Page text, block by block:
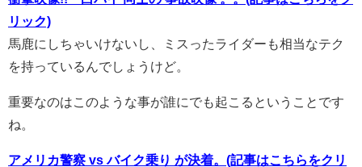
リック)
馬鹿にしちゃいけないし、ミスったライダーも相当なテク
を持っているんでしょうけど。
重要なのはこのような事が誰にでも起こるということです
ね。
アメリカ警察 vs バイク乗り が決着。(記事はこちらをクリ